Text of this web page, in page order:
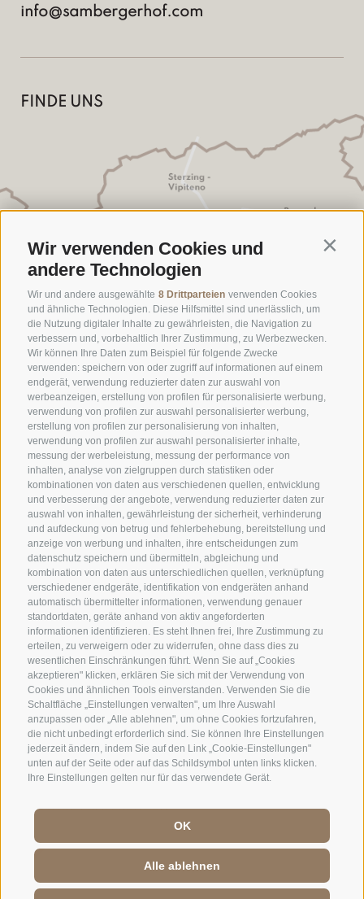
Wir verwenden Cookies und
andere Technologien
Wir und andere ausgewählte 8 Drittparteien verwenden Cookies
und ähnliche Technologien. Diese Hilfsmittel sind unerlässlich, um
die Nutzung digitaler Inhalte zu gewährleisten, die Navigation zu
verbessern und, vorbehaltlich Ihrer Zustimmung, zu Werbezwecken.
Wir können Ihre Daten zum Beispiel für folgende Zwecke
verwenden: speichern von oder zugriff auf informationen auf einem
endgerät, verwendung reduzierter daten zur auswahl von
werbeanzeigen, erstellung von profilen für personalisierte werbung,
verwendung von profilen zur auswahl personalisierter werbung,
erstellung von profilen zur personalisierung von inhalten,
verwendung von profilen zur auswahl personalisierter inhalte,
messung der werbeleistung, messung der performance von
inhalten, analyse von zielgruppen durch statistiken oder
kombinationen von daten aus verschiedenen quellen, entwicklung
und verbesserung der angebote, verwendung reduzierter daten zur
auswahl von inhalten, gewährleistung der sicherheit, verhinderung
und aufdeckung von betrug und fehlerbehebung, bereitstellung und
anzeige von werbung und inhalten, ihre entscheidungen zum
datenschutz speichern und übermitteln, abgleichung und
kombination von daten aus unterschiedlichen quellen, verknüpfung
verschiedener endgeräte, identifikation von endgeräten anhand
automatisch übermittelter informationen, verwendung genauer
standortdaten, geräte anhand von aktiv angeforderten
informationen identifizieren. Es steht Ihnen frei, Ihre Zustimmung zu
erteilen, zu verweigern oder zu widerrufen, ohne dass dies zu
wesentlichen Einschränkungen führt. Wenn Sie auf „Cookies
akzeptieren" klicken, erklären Sie sich mit der Verwendung von
Cookies und ähnlichen Tools einverstanden. Verwenden Sie die
Schaltfläche „Einstellungen verwalten", um Ihre Auswahl
anzupassen oder „Alle ablehnen", um ohne Cookies fortzufahren,
die nicht unbedingt erforderlich sind. Sie können Ihre Einstellungen
jederzeit ändern, indem Sie auf den Link „Cookie-Einstellungen"
unten auf der Seite oder auf das Schildsymbol unten links klicken.
Ihre Einstellungen gelten nur für das verwendete Gerät.
OK
Alle ablehnen
info@sambergerhof.com
FINDE UNS
FOTOS & VIDEOS
WETTER
HAUSPROSPEKT
WEBCAMS
GUTSCHEIN
NEWSLETTER
ZIMMER & PREISE
IMPRESSUM |SITEMAP |
IT00235730215
COOKIE-RICHTLINIE |PRIVACY|
COOKIE PRÄFERENZEN